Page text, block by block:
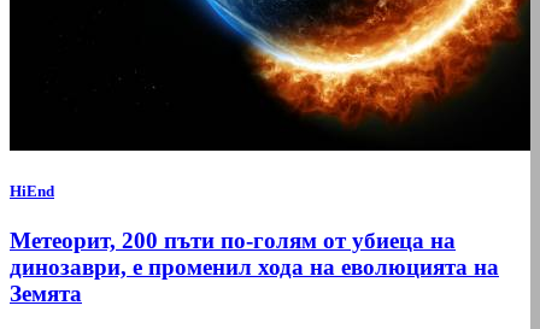
HiEnd
Метеорит, 200 пъти по-голям от убиеца на
динозаври, е променил хода на еволюцията на
Земята